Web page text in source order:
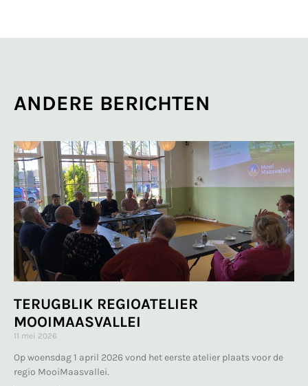
ANDERE BERICHTEN
TERUGBLIK REGIOATELIER
MOOIMAASVALLEI
11 mei 2026
Op woensdag 1 april 2026 vond het eerste atelier plaats voor de
regio MooiMaasvallei.